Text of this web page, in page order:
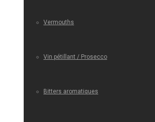
Vermouths
Vin pétillant / Prosecco
Bitters aromatiques